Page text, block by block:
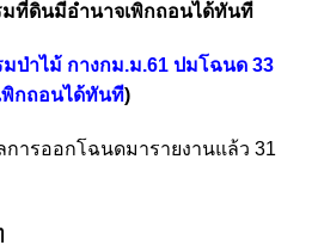
ที่ดินมีอำนาจเพิกถอนได้ทันที
ป่าไม้ กางกม.ม.61 ปมโฉนด 33
พิกถอนได้ทันที)
ารออกโฉนดมารายงานแล้ว 31